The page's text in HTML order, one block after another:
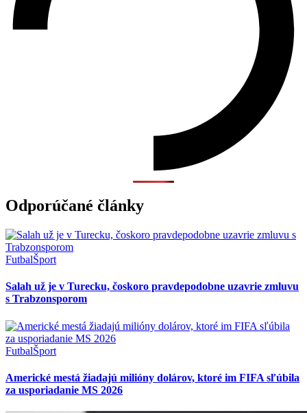
Odporúčané články
FutbalŠport
Salah už je v Turecku, čoskoro pravdepodobne uzavrie zmluvu
s Trabzonsporom
FutbalŠport
Americké mestá žiadajú milióny dolárov, ktoré im FIFA sľúbila
za usporiadanie MS 2026